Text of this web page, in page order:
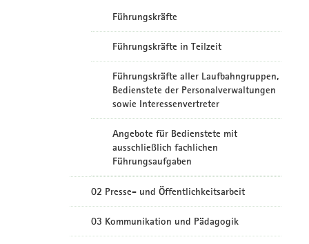
Führungskräfte
Führungskräfte in Teilzeit
Führungskräfte aller Laufbahngruppen,
Bedienstete der Personalverwaltungen
sowie Interessenvertreter
Angebote für Bedienstete mit
ausschließlich fachlichen
Führungsaufgaben
02 Presse- und Öffentlichkeitsarbeit
03 Kommunikation und Pädagogik